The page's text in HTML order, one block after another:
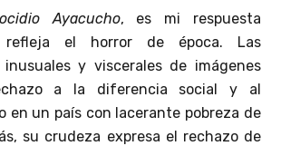
Ayacucho, es mi respuesta
refleja el horror de época. Las
inusuales y viscerales de imágenes
a la diferencia social y al
en un país con lacerante pobreza de
su crudeza expresa el rechazo de